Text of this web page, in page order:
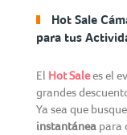
Hot Sale
para tus
El Hot Salees el
grandes
Ya sea que
instantánea para